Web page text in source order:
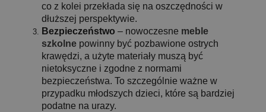
co z kolei przekłada się na oszczędności w
dłuższej perspektywie.
Bezpieczeństwo – nowoczesne meble
szkolne powinny być pozbawione ostrych
krawędzi, a użyte materiały muszą być
nietoksyczne i zgodne z normami
bezpieczeństwa. To szczególnie ważne w
przypadku młodszych dzieci, które są bardziej
podatne na urazy.